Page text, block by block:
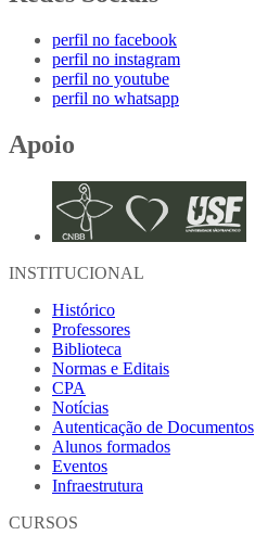
perfil no facebook
perfil no instagram
perfil no youtube
perfil no whatsapp
Apoio
INSTITUCIONAL
Histórico
Professores
Biblioteca
Normas e Editais
CPA
Notícias
Autenticação de Documentos
Alunos formados
Eventos
Infraestrutura
CURSOS